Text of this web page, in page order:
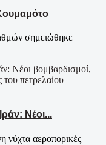
σημειώθηκε
Νέοι...
νύχτα αεροπορικές